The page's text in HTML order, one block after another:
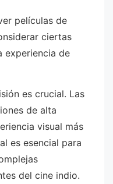
películas de
ciertas
experiencia de
es crucial. Las
de alta
visual más
es esencial para
del cine indio.